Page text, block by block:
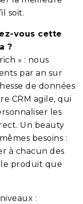
soit.
vous cette
?
» : nous
par an sur
de données
CRM agile, qui
les
Un beauty
besoins :
à chacun des
le produit que
: